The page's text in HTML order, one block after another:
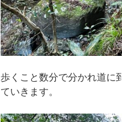
歩くこと数分で分かれ道に
ていきます。